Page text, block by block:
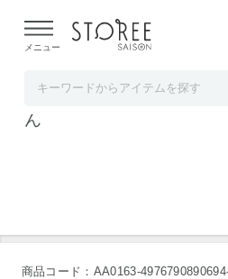
よる配送遅延が発生しております。
メニュー
フライパン ガラス蓋 3
ん
商品コード：AA0163-